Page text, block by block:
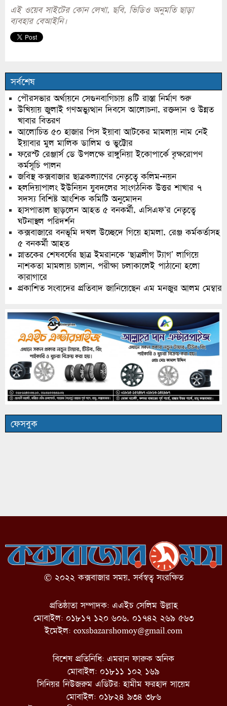
এই ওয়েব সাইটের কোন লেখা, ছবি, ভিডিও অনুমতি ছাড়া
ব্যবহার বেআইনি।
সর্বশেষ
পৌরসভার অর্থায়নে সেগুনবাগিচায় ৪টি রাস্তা নির্মাণ শুরু
উখিয়ায় জুলাই গণঅভ্যুত্থান দিবসে আলোচনা, রক্তদান ও উন্নত
খাবার বিতরণ
আলোচিত ৫০ হাজার পিস ইয়াবা আটকের মামলায় নাম নেই
ইয়াবার মুল মালিক ডালিম ও ভুট্টোর
ফরেস্ট রেঞ্জার্স ডে উপলক্ষে রাঙ্গুনিয়া ইকোপার্কে বৃক্ষরোপণ
কর্মসূচি পালন
জবিস্থ কক্সবাজার ছাত্রকল্যাণের নেতৃত্বে কলিম-নয়ন
হলদিয়াপালং ইউনিয়ন যুবদলের সাংগঠনিক উত্তর শাখার ৭
সদস্য বিশিষ্ট আংশিক কমিটি অনুমোদন
হাসপাতাল ছাড়লেন আহত ৫ বনকর্মী, এসিএফ’র নেতৃত্বে
ঘটনাস্থল পরিদর্শন
কক্সবাজারে বনভূমি দখল উচ্ছেদে গিয়ে হামলা, রেঞ্জ কর্মকর্তাসহ
৫ বনকর্মী আহত
স্নাতকের শেষবর্ষের ছাত্র ইমরানকে ‘ছাত্রলীগ ট্যাগ’ লাগিয়ে
নাশকতা মামলায় চালান, পরীক্ষা চলাকালেই পাঠানো হলো
কারাগারে
প্রকাশিত সংবাদের প্রতিবাদ জানিয়েছেন এম মনজুর আলম মেম্বার
ফেসবুক
© ২০২২ কক্সবাজার সময়, সর্বস্বত্ব সংরক্ষিত
প্রতিষ্ঠাতা সম্পাদক: এএইচ সেলিম উল্লাহ
মোবাইল: ০১৮১৭ ১২০ ৬০৬, ০১৭৪২ ২৬৯ ৫৬৩
ইমেইল: coxsbazarshomoy@gmail.com
বিশেষ প্রতিনিধি: এমরান ফারুক অনিক
মোবাইল: ০১৮১১ ১০২ ১৬৯
সিনিয়র নিউজরুম এডিটর: হামীম ফরহাদ সায়েম
মোবাইল: ০১৮২৪ ৯৩৪ ৩৮৬